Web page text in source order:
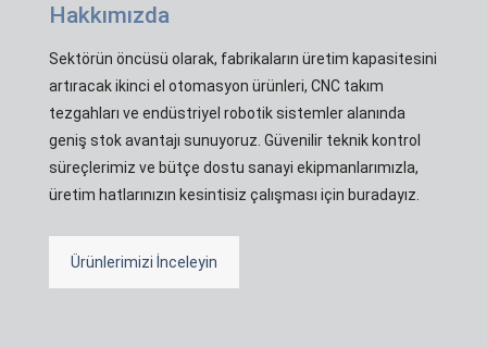
Hakkımızda
Sektörün öncüsü olarak, fabrikaların üretim kapasitesini
artıracak ikinci el otomasyon ürünleri, CNC takım
tezgahları ve endüstriyel robotik sistemler alanında
geniş stok avantajı sunuyoruz. Güvenilir teknik kontrol
süreçlerimiz ve bütçe dostu sanayi ekipmanlarımızla,
üretim hatlarınızın kesintisiz çalışması için buradayız.
Ürünlerimizi İnceleyin